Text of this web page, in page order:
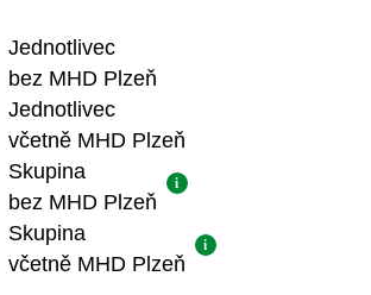
Jednotlivec
bez MHD Plzeň
Jednotlivec
včetně MHD Plzeň
Skupina
bez MHD Plzeň
i
Skupina
včetně MHD Plzeň
i